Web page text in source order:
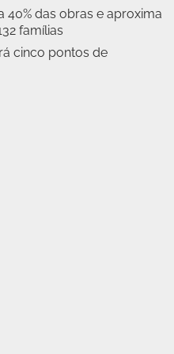
40% das obras e aproxima
famílias
cinco pontos de